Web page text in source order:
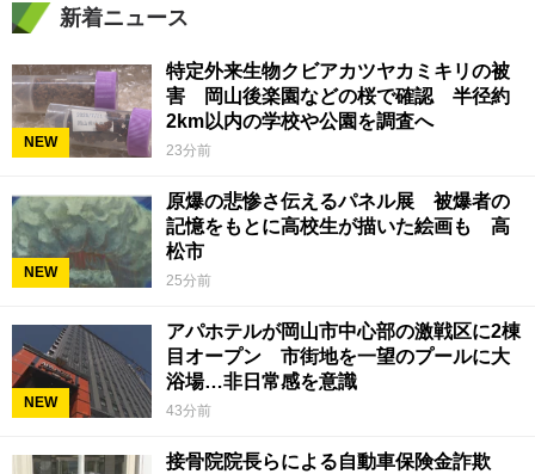
新着ニュース
NEW
特定外来生物クビアカツヤカミキリの被
害 岡山後楽園などの桜で確認 半径約
2km以内の学校や公園を調査へ
23分前
NEW
原爆の悲惨さ伝えるパネル展 被爆者の
記憶をもとに高校生が描いた絵画も 高
松市
25分前
NEW
アパホテルが岡山市中心部の激戦区に2棟
目オープン 市街地を一望のプールに大
浴場…非日常感を意識
43分前
接骨院院長らによる自動車保険金詐欺